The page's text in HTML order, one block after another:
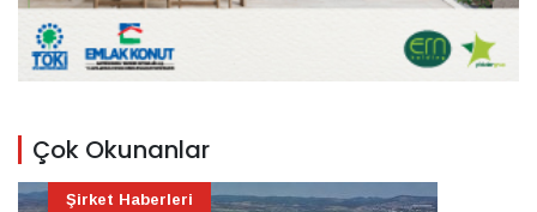
Çok Okunanlar
Şirket Haberleri